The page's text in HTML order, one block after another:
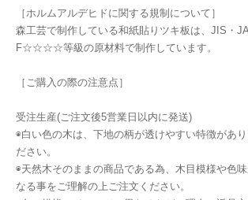
［ホルムアルデヒドに関する規制について］
森工芸で制作している和紙貼りツキ板は、JIS・
F☆☆☆☆等級の原材料で制作しています。
［ご購入の際の注意点］
受注生産(ご注文後5営業日以内に発送)
◉白い色の木は、下地の柄が透けやすい特徴があり
ださい。
◉天然木そのままの商品である為、木目模様や色
なる事をご理解の上ご注文ください。